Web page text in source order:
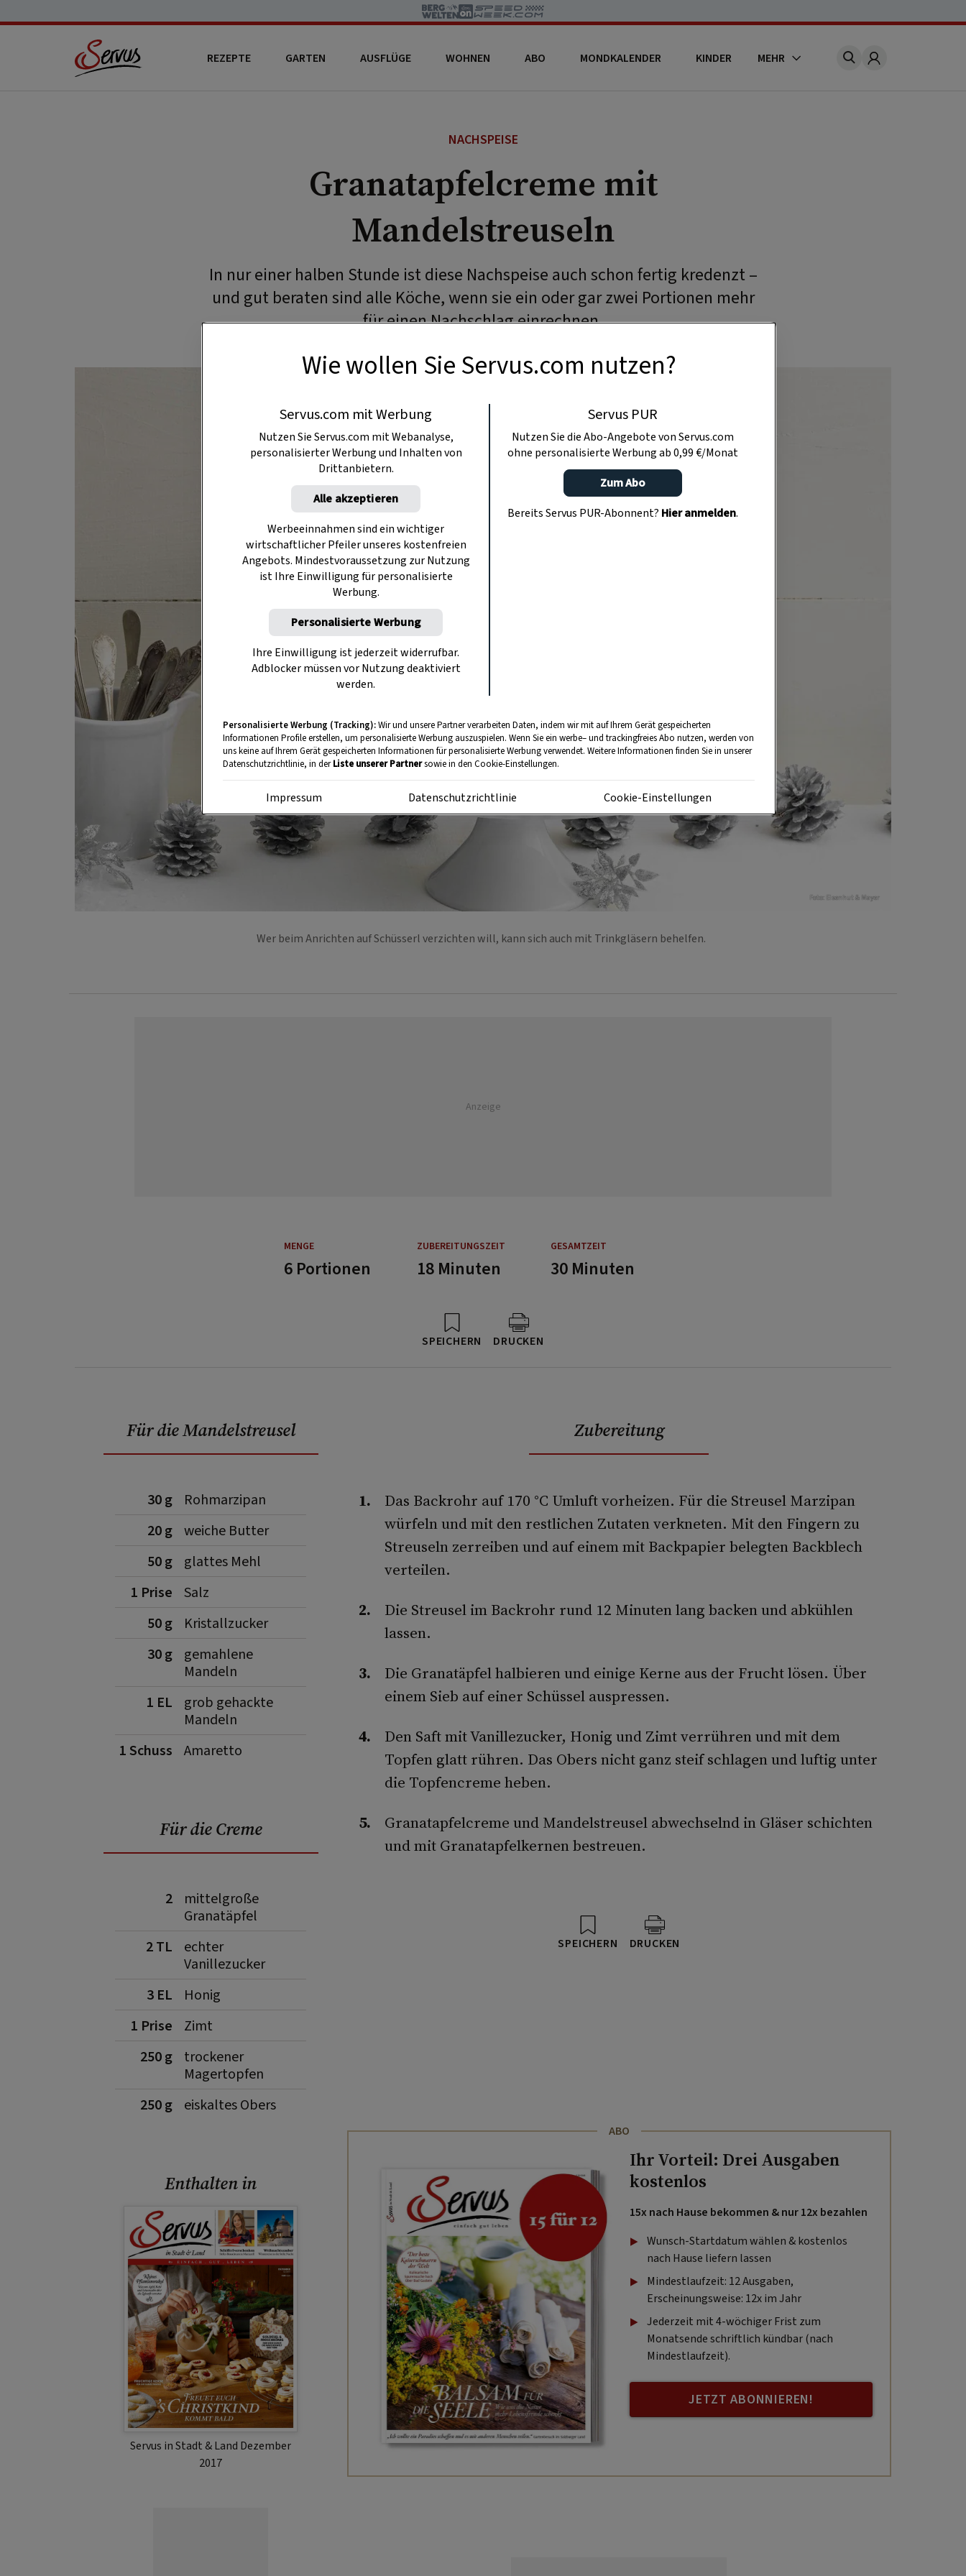
REZEPTE GARTEN AUSFLÜGE WOHNEN ABO MONDKALENDER KINDER MEHR Account
NACHSPEISE
Granatapfelcreme mit
Mandelstreuseln
In nur einer halben Stunde ist diese Nachspeise auch schon fertig kredenzt –
und gut beraten sind alle Köche, wenn sie ein oder gar zwei Portionen mehr
für einen Nachschlag einrechnen.
Foto: Eisenhut & Mayer
Wer beim Anrichten auf Schüsserl verzichten will, kann sich auch mit Trinkgläsern behelfen.
Anzeige
MENGE ZUBEREITUNGSZEIT GESAMTZEIT
6 Portionen 18 Minuten 30 Minuten
SPEICHERN DRUCKEN
Für die Mandelstreusel
30 g
Rohmarzipan
20 g weiche Butter
50 g
glattes Mehl
1 Prise
Salz
50 g
Kristallzucker
30 g
gemahlene
Mandeln
1 EL
grob gehackte
Mandeln
1 Schuss
Amaretto
Für die Creme
2
mittelgroße
Granatäpfel
2 TL
echter
Vanillezucker
3 EL
Honig
1 Prise
Zimt
250 g
trockener
Magertopfen
250 g
eiskaltes Obers
Enthalten in
Servus in Stadt & Land Dezember
2017
Zubereitung
Das Backrohr auf 170 °C Umluft vorheizen. Für die Streusel Marzipan
würfeln und mit den restlichen Zutaten verkneten. Mit den Fingern zu
Streuseln zerreiben und auf einem mit Backpapier belegten Backblech
verteilen.
Die Streusel im Backrohr rund 12 Minuten lang backen und abkühlen
lassen.
Die Granatäpfel halbieren und einige Kerne aus der Frucht lösen. Über
einem Sieb auf einer Schüssel auspressen.
Den Saft mit Vanillezucker, Honig und Zimt verrühren und mit dem
Topfen glatt rühren. Das Obers nicht ganz steif schlagen und luftig unter
die Topfencreme heben.
Granatapfelcreme und Mandelstreusel abwechselnd in Gläser schichten
und mit Granatapfelkernen bestreuen.
SPEICHERN DRUCKEN
ABO
Ihr Vorteil: Drei Ausgaben
kostenlos
15x nach Hause bekommen & nur 12x bezahlen
Wunsch-Startdatum wählen & kostenlos
nach Hause liefern lassen
Mindestlaufzeit: 12 Ausgaben,
Erscheinungsweise: 12x im Jahr
Jederzeit mit 4-wöchiger Frist zum
Monatsende schriftlich kündbar (nach
Mindestlaufzeit).
JETZT ABONNIEREN!
Wie wollen Sie Servus.com nutzen?
Servus.com mit Werbung
Nutzen Sie Servus.com mit Webanalyse,
personalisierter Werbung und Inhalten von
Drittanbietern.
Alle akzeptieren
Werbeeinnahmen sind ein wichtiger
wirtschaftlicher Pfeiler unseres kostenfreien
Angebots. Mindestvoraussetzung zur Nutzung
ist Ihre Einwilligung für personalisierte
Werbung.
Personalisierte Werbung
Ihre Einwilligung ist jederzeit widerrufbar.
Adblocker müssen vor Nutzung deaktiviert
werden.
Servus PUR
Nutzen Sie die Abo-Angebote von Servus.com
ohne personalisierte Werbung ab 0,99 €/Monat
Zum Abo
Bereits Servus PUR-Abonnent? Hier anmelden.
Personalisierte Werbung (Tracking):Wir und unsere Partner verarbeiten Daten, indem wir mit auf Ihrem Gerät gespeicherten
Informationen Profile erstellen, um personalisierte Werbung auszuspielen. Wenn Sie ein werbe– und trackingfreies Abo nutzen, werden von
uns keine auf Ihrem Gerät gespeicherten Informationen für personalisierte Werbung verwendet. Weitere Informationen finden Sie in unserer
Datenschutzrichtlinie, in derListe unserer Partnersowie in den Cookie-Einstellungen.
Impressum Datenschutzrichtlinie Cookie-Einstellungen